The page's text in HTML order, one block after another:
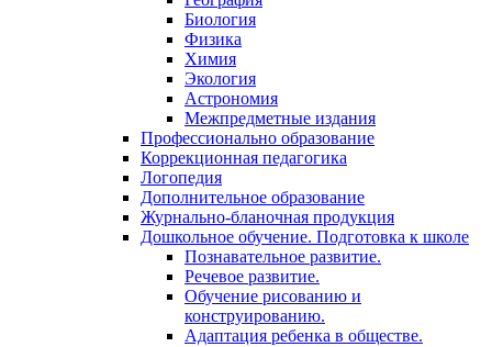
Биология
Физика
Химия
Экология
Астрономия
Межпредметные издания
Профессионально образование
Коррекционная педагогика
Логопедия
Дополнительное образование
Журнально-бланочная продукция
Дошкольное обучение. Подготовка к школе
Познавательное развитие.
Речевое развитие.
Обучение рисованию и
конструированию.
Адаптация ребенка в обществе.